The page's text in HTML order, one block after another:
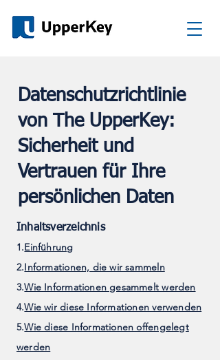
Datenschutzrichtlinie
von The UpperKey:
Sicherheit und
Vertrauen für Ihre
persönlichen Daten
Inhaltsverzeichnis
1.Einführung
2.Informationen, die wir sammeln
3.Wie Informationen gesammelt werden
4.Wie wir diese Informationen verwenden
5.Wie diese Informationen offengelegt
werden